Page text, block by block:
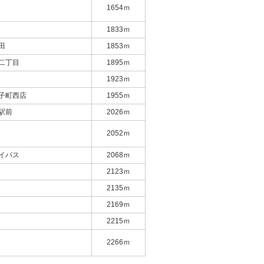
1654ｍ
1833ｍ
1853ｍ
丁目
1895ｍ
1923ｍ
町西店
1955ｍ
前
2026ｍ
2052ｍ
パス
2068ｍ
2123ｍ
2135ｍ
2169ｍ
2215ｍ
2266ｍ